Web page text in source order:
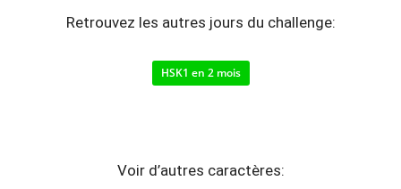
Retrouvez les autres jours du challenge:
HSK1 en 2 mois
Voir d’autres caractères: